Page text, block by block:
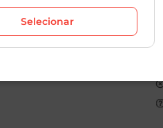
Selecionar